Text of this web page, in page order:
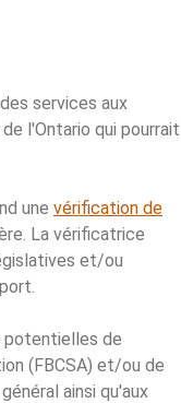
services aux
l'Ontario qui pourrait
une vérification de
La vérificatrice
et/ou
potentielles de
(FBCSA) et/ou de
ainsi qu'aux